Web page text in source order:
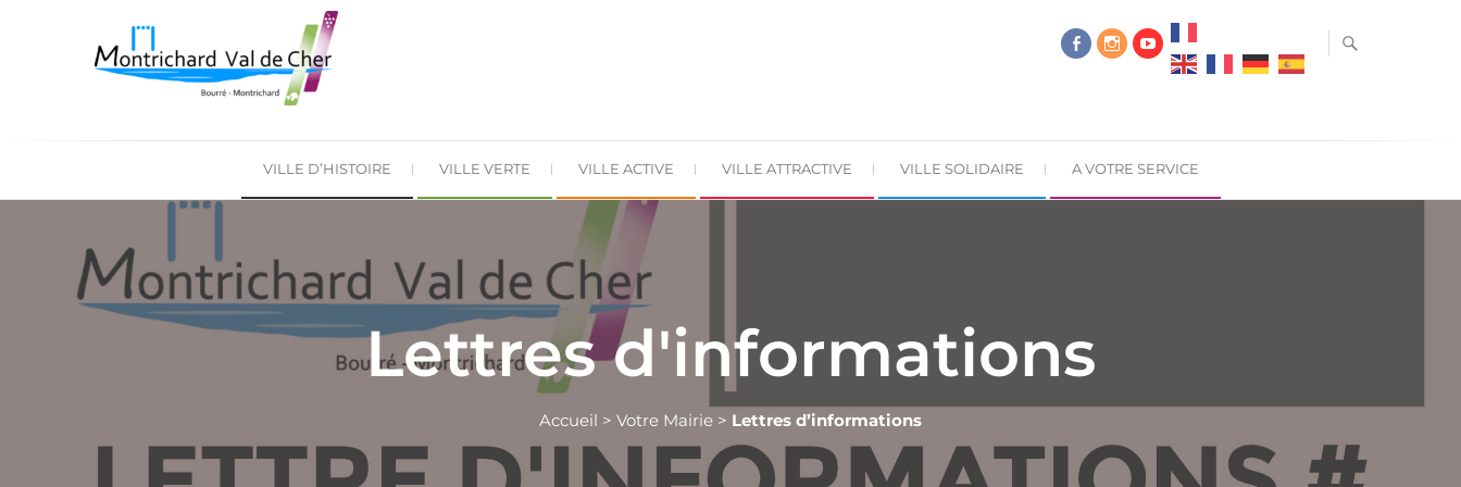
VILLE D’HISTOIRE VILLE VERTE VILLE ACTIVE VILLE ATTRACTIVE VILLE SOLIDAIRE A VOTRE SERVICE
Lettres d'informations
Accueil > Votre Mairie > Lettres d’informations